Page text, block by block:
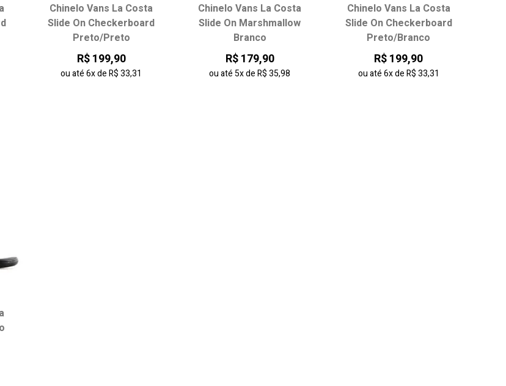
Chinelo Vans La Costa
Slide On Checkerboard
Preto/Preto
R$ 199,90
ou até6xdeR$ 33,31
Chinelo Vans La Costa
Slide On Marshmallow
Branco
R$ 179,90
ou até5xdeR$ 35,98
Chinelo Vans La Costa
Slide On Checkerboard
Preto/Branco
R$ 199,90
ou até6xdeR$ 33,31